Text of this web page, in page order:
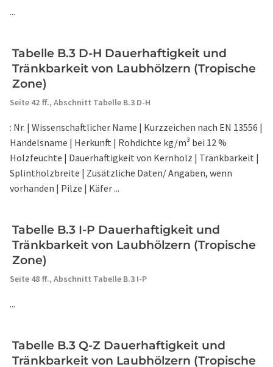
...
Tabelle B.3 D-H Dauerhaftigkeit und
Tränkbarkeit von Laubhölzern (Tropische
Zone)
Seite 42 ff., Abschnitt Tabelle B.3 D-H
: Nr. | Wissenschaftlicher Name | Kurzzeichen nach EN 13556 |
Handelsname | Herkunft | Rohdichte kg/m³ bei 12 %
Holzfeuchte | Dauerhaftigkeit von Kernholz | Tränkbarkeit |
Splintholzbreite | Zusätzliche Daten/ Angaben, wenn
vorhanden | Pilze | Käfer ...
Tabelle B.3 I-P Dauerhaftigkeit und
Tränkbarkeit von Laubhölzern (Tropische
Zone)
Seite 48 ff., Abschnitt Tabelle B.3 I-P
...
Tabelle B.3 Q-Z Dauerhaftigkeit und
Tränkbarkeit von Laubhölzern (Tropische